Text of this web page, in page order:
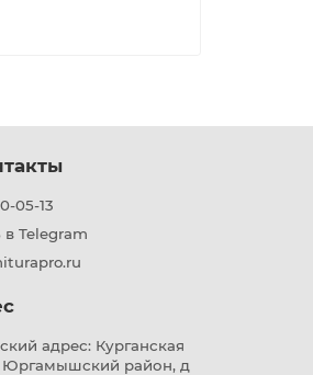
05-13
в Telegram
адрес: Курганская
Юргамышский район, д